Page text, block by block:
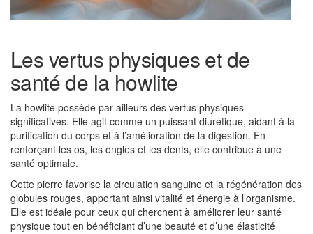
Les vertus physiques et de
santé de la howlite
La howlite possède par ailleurs des vertus physiques
significatives. Elle agit comme un puissant diurétique, aidant à la
purification du corps et à l’amélioration de la digestion. En
renforçant les os, les ongles et les dents, elle contribue à une
santé optimale.
Cette pierre favorise la circulation sanguine et la régénération des
globules rouges, apportant ainsi vitalité et énergie à l’organisme.
Elle est idéale pour ceux qui cherchent à améliorer leur santé
physique tout en bénéficiant d’une beauté et d’une élasticité